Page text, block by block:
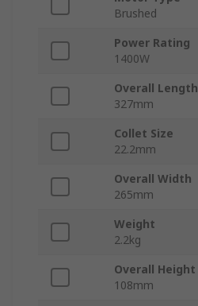
Brushed
Power Rating
1400W
Overall Length
327mm
Collet Size
22.2mm
Overall Width
265mm
Weight
2.2kg
Overall Height
108mm